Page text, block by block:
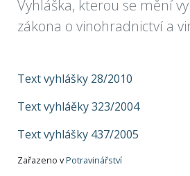
Vyhláška, kterou se mění
zákona o vinohradnictví a
Text vyhlášky 28/2010
Text vyhláěky 323/2004
Text vyhlášky 437/2005
Zařazeno vPotravinářství